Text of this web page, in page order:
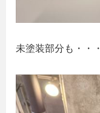
未塗装部分も・・・